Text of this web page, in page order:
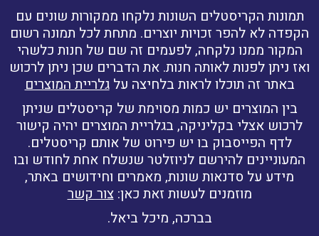
תמונות הקריסטלים השונות נלקחו ממקורות שונים עם
הקפדה לא להפר זכויות יוצרים. מתחת לכל תמונה רשום
המקור ממנו נלקחה, לפעמים זה שם של חנות כלשהי
ואז ניתן לפנות לאותה חנות. את הדברים שכן ניתן לרכוש
באתר זה תוכלו לראות בלחיצה עלגלריית המוצרים
בין המוצרים יש כמות מסוימת של קריסטלים שניתן
לרכוש אצלי בקליניקה, בגלריית המוצרים יהיה קישור
לדף הפייסבוק בו יש פירוט של אותם קריסטלים.
המעוניינים להירשם לניוזלטר שנשלח אחת לחודש ובו
מידע על סדנאות שונות, מאמרים וחידושים באתר,
מוזמנים לעשות זאת כאן:צור קשר
בברכה, מיכל ביאל.